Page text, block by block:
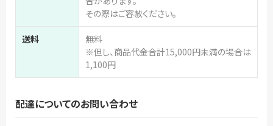
その際はご容赦ください。
送料
無料
※但し、商品代金合計15,000円未満の場合は
1,100円
配達についてのお問い合わせ